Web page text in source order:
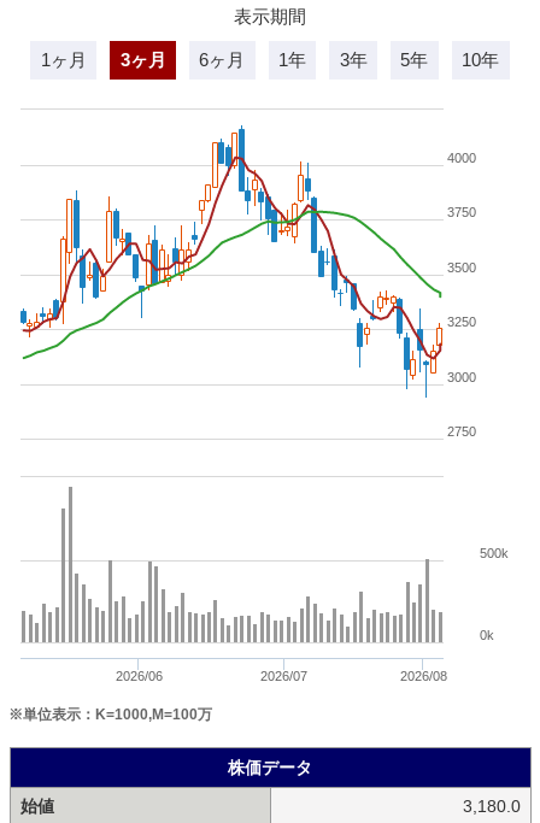
表示期間
1ヶ月 3ヶ月 6ヶ月 1年 3年 5年 10年
2026/06 2026/07 2026/08
2750
3000
3250
3500
3750
4000
0k
500k
※単位表示：K=1000,M=100万
株価データ
始値
3,180.0